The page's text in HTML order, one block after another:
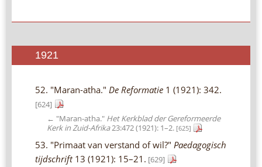
1921
52. "Maran-atha." De Reformatie 1 (1921): 342.
[624]
← "Maran-atha." Het Kerkblad der Gereformeerde
Kerk in Zuid-Afrika23:472 (1921): 1–2. [625]
53. "Primaat van verstand of wil?" Paedagogisch
tijdschrift13 (1921): 15–21. [629]